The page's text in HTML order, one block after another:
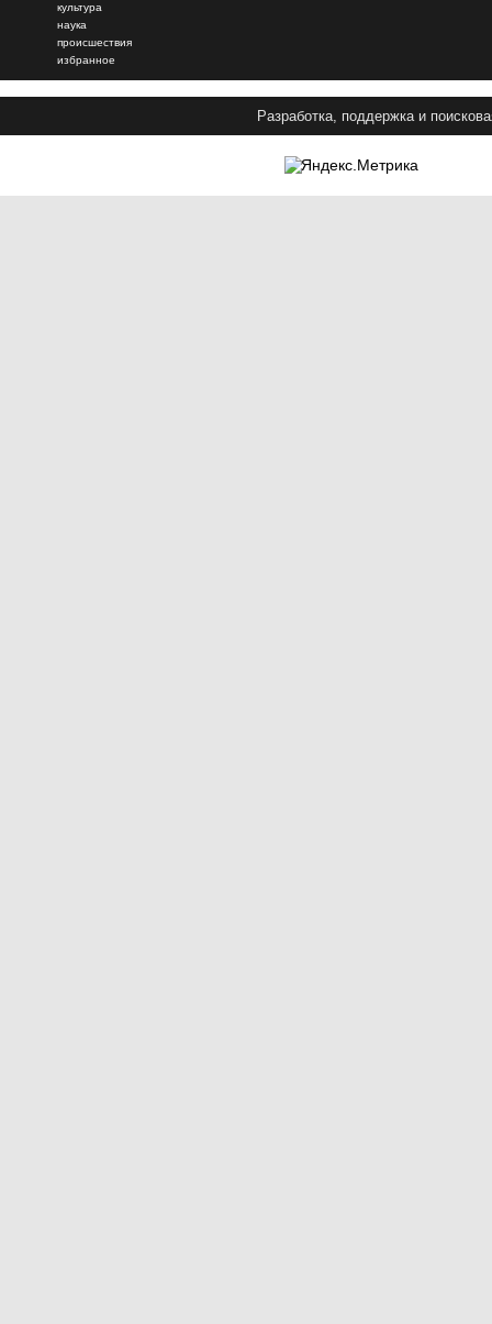
культура
наука
происшествия
избранное
Разработка, поддержка и